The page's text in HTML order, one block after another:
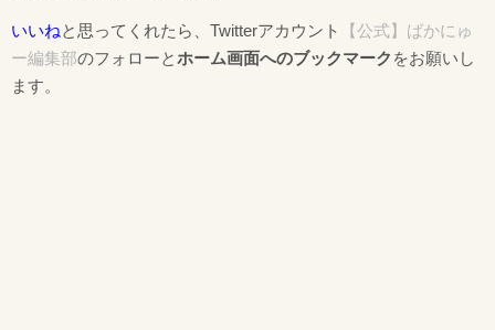
いいねと思ってくれたら、Twitterアカウント
【公式】ばかにゅ
ー編集部のフォローとホーム画面へのブックマーク をお願いし
ます。